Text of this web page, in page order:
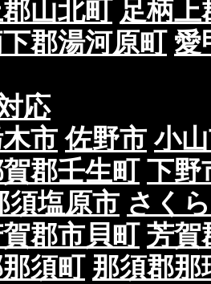
山北町 足柄上
郡湯河原町 愛
応
市 佐野市 小
郡壬生町 下野
須塩原市 さく
郡市貝町 芳賀
須町 那須郡那